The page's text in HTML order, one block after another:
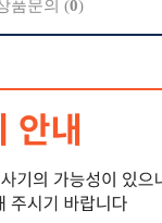
품문의 (0)